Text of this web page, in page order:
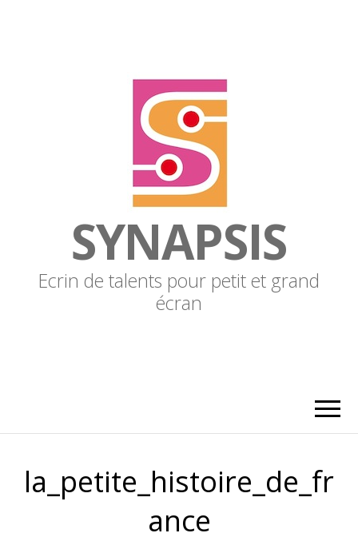
SYNAPSIS
Ecrin de talents pour petit et grand
écran
la_petite_histoire_de_fr
ance